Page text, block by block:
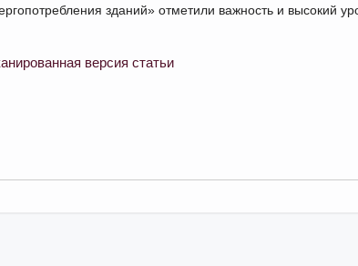
зданий» отметили важность и высокий
версия статьи